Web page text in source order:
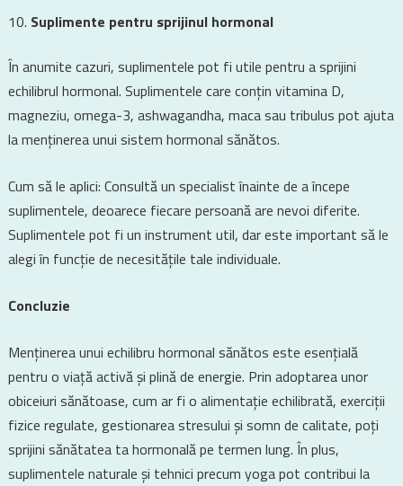
Suplimente pentru sprijinul hormonal
În anumite cazuri, suplimentele pot fi utile pentru a sprijini
echilibrul hormonal. Suplimentele care conțin vitamina D,
magneziu, omega-3, ashwagandha, maca sau tribulus pot ajuta
la menținerea unui sistem hormonal sănătos.
Cum să le aplici: Consultă un specialist înainte de a începe
suplimentele, deoarece fiecare persoană are nevoi diferite.
Suplimentele pot fi un instrument util, dar este important să le
alegi în funcție de necesitățile tale individuale.
Concluzie
Menținerea unui echilibru hormonal sănătos este esențială
pentru o viață activă și plină de energie. Prin adoptarea unor
obiceiuri sănătoase, cum ar fi o alimentație echilibrată, exerciții
fizice regulate, gestionarea stresului și somn de calitate, poți
sprijini sănătatea ta hormonală pe termen lung. În plus,
suplimentele naturale și tehnici precum yoga pot contribui la